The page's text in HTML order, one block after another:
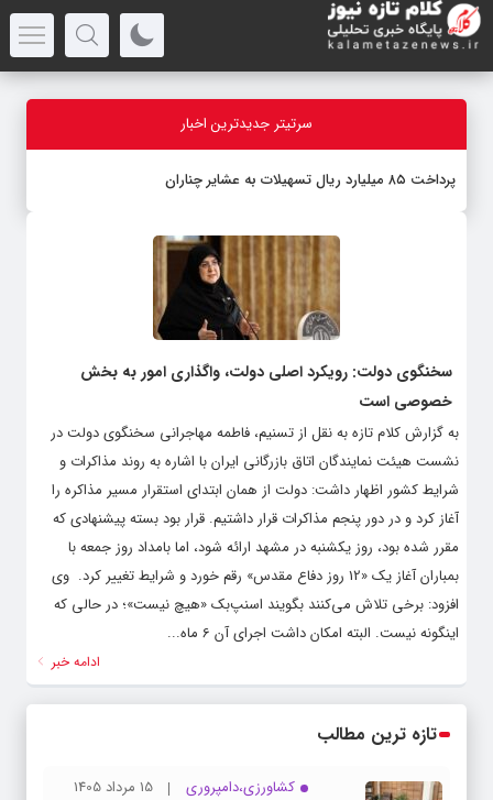
سرتیتر جدیدترین اخبار
پرداخت ۸۵ میلیارد ریال تسهیلات به عشایر چناران
سخنگوی دولت: رویکرد اصلی دولت، واگذاری امور به بخش
خصوصی است
به گزارش کلام تازه به نقل از تسنیم، فاطمه مهاجرانی سخنگوی دولت در
نشست هیئت نمایندگان اتاق بازرگانی ایران با اشاره به روند مذاکرات و
شرایط کشور اظهار داشت: دولت از همان ابتدای استقرار مسیر مذاکره را
آغاز کرد و در دور پنجم مذاکرات قرار داشتیم. قرار بود بسته پیشنهادی که
مقرر شده بود، روز یکشنبه در مشهد ارائه شود، اما بامداد روز جمعه با
بمباران آغاز یک «12 روز دفاع مقدس» رقم خورد و شرایط تغییر کرد. ‌ وی
افزود: برخی تلاش می‌کنند بگویند اسنپ‌بک «هیچ نیست»؛ در حالی که
اینگونه نیست. البته امکان داشت اجرای آن 6 ماه...
ادامه خبر
تازه ترین مطالب
کشاورزی،دامپروری
15 مرداد 1405